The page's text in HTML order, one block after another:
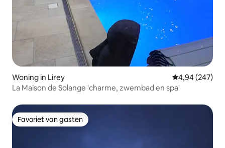
Woning in Lirey Gemiddelde
4,94 (247)
La Maison de Solange 'charme, zwembad en spa'
Favoriet van gasten
Favoriet van gasten